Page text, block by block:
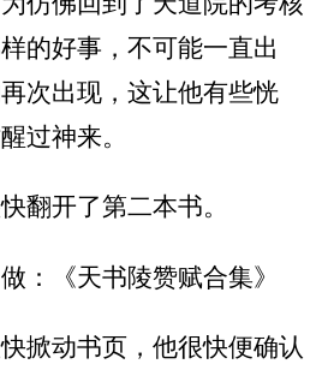
的好事，不可能一直出
次出现，这让他有些恍
过神来。
翻开了第二本书。
：《天书陵赞赋合集》
掀动书页，他很快便确认